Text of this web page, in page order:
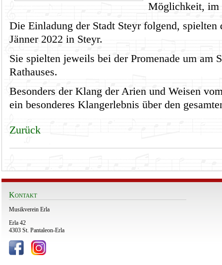
Möglichkeit, im
Die Einladung der Stadt Steyr folgend,
Jänner 2022 in Steyr.
Sie spielten jeweils bei der Promenade um am
Rathauses.
Besonders der Klang der Arien und Weisen
ein besonderes Klangerlebnis über den
Zurück
Kontakt
Musikverein Erla
Erla 42
4303 St. Pantaleon-Erla